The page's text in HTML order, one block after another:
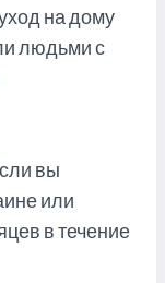
на дому
людьми с
вы
или
в течение